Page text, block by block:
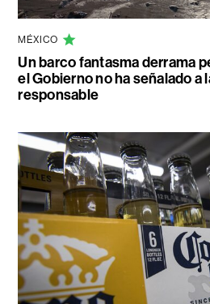
MÉXICO
Un barco fantasma derrama
el Gobierno no ha señalado a
responsable